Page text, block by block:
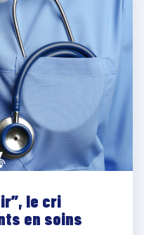
le cri
en soins